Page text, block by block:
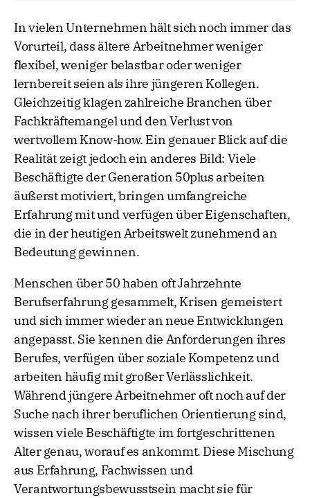
In vielen Unternehmen hält sich noch immer das
Vorurteil, dass ältere Arbeitnehmer weniger
flexibel, weniger belastbar oder weniger
lernbereit seien als ihre jüngeren Kollegen.
Gleichzeitig klagen zahlreiche Branchen über
Fachkräftemangel und den Verlust von
wertvollem Know-how. Ein genauer Blick auf die
Realität zeigt jedoch ein anderes Bild: Viele
Beschäftigte der Generation 50plus arbeiten
äußerst motiviert, bringen umfangreiche
Erfahrung mit und verfügen über Eigenschaften,
die in der heutigen Arbeitswelt zunehmend an
Bedeutung gewinnen.
Menschen über 50 haben oft Jahrzehnte
Berufserfahrung gesammelt, Krisen gemeistert
und sich immer wieder an neue Entwicklungen
angepasst. Sie kennen die Anforderungen ihres
Berufes, verfügen über soziale Kompetenz und
arbeiten häufig mit großer Verlässlichkeit.
Während jüngere Arbeitnehmer oft noch auf der
Suche nach ihrer beruflichen Orientierung sind,
wissen viele Beschäftigte im fortgeschrittenen
Alter genau, worauf es ankommt. Diese Mischung
aus Erfahrung, Fachwissen und
Verantwortungsbewusstsein macht sie für